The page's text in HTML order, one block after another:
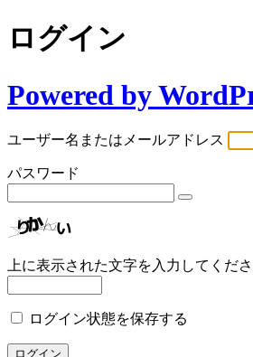
ログイン
Powered by
ユーザー名またはメールアドレス
パスワード
上に表示された文字を入力してくださ
ログイン状態を保存する